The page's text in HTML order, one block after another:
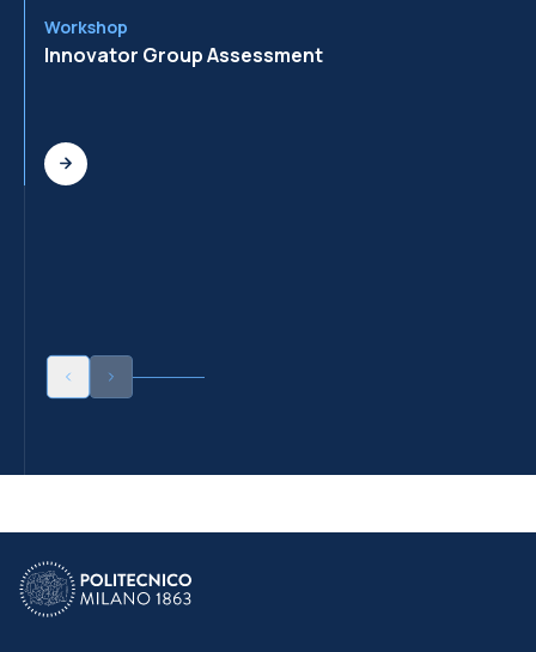
Workshop
Innovator Group Assessment